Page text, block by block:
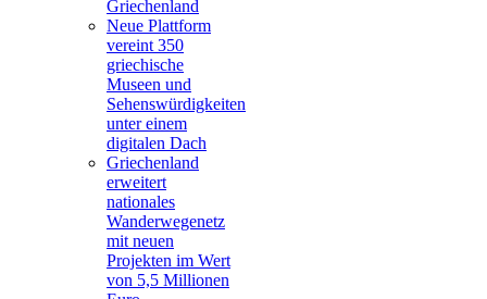
Griechenland
Neue Plattform
vereint 350
griechische
Museen und
Sehenswürdigkeiten
unter einem
digitalen Dach
Griechenland
erweitert
nationales
Wanderwegenetz
mit neuen
Projekten im Wert
von 5,5 Millionen